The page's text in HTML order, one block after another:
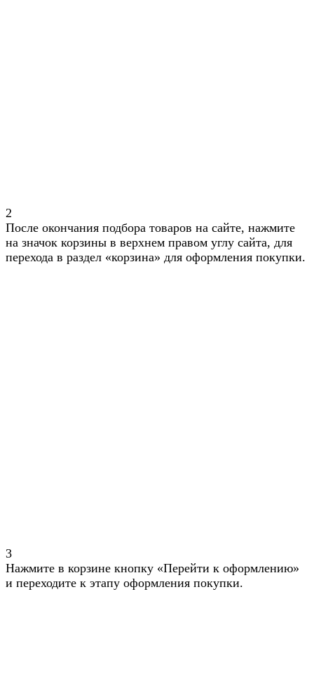
2
После окончания подбора товаров на сайте, нажмите
на значок корзины в верхнем правом углу сайта, для
перехода в раздел «корзина» для оформления покупки.
3
Нажмите в корзине кнопку «Перейти к оформлению»
и переходите к этапу оформления покупки.